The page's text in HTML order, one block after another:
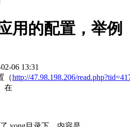
用的配置，举例
06 13:31
（http://47.98.198.206/
在